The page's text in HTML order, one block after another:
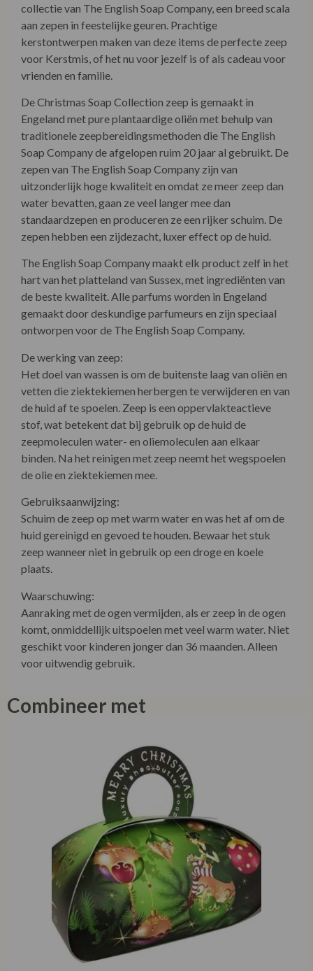
collectie van The English Soap Company, een breed scala
aan zepen in feestelijke geuren. Prachtige
kerstontwerpen maken van deze items de perfecte zeep
voor Kerstmis, of het nu voor jezelf is of als cadeau voor
vrienden en familie.
De Christmas Soap Collection zeep is gemaakt in
Engeland met pure plantaardige oliën met behulp van
traditionele zeepbereidingsmethoden die The English
Soap Company de afgelopen ruim 20 jaar al gebruikt. De
zepen van The English Soap Company zijn van
uitzonderlijk hoge kwaliteit en omdat ze meer zeep dan
water bevatten, gaan ze veel langer mee dan
standaardzepen en produceren ze een rijker schuim. De
zepen hebben een zijdezacht, luxer effect op de huid.
The English Soap Company maakt elk product zelf in het
hart van het platteland van Sussex, met ingrediënten van
de beste kwaliteit. Alle parfums worden in Engeland
gemaakt door deskundige parfumeurs en zijn speciaal
ontworpen voor de The English Soap Company.
De werking van zeep:
Het doel van wassen is om de buitenste laag van oliën en
vetten die ziektekiemen herbergen te verwijderen en van
de huid af te spoelen. Zeep is een oppervlakteactieve
stof, wat betekent dat bij gebruik op de huid de
zeepmoleculen water- en oliemoleculen aan elkaar
binden. Na het reinigen met zeep neemt het wegspoelen
de olie en ziektekiemen mee.
Gebruiksaanwijzing:
Schuim de zeep op met warm water en was het af om de
huid gereinigd en gevoed te houden. Bewaar het stuk
zeep wanneer niet in gebruik op een droge en koele
plaats.
Waarschuwing:
Aanraking met de ogen vermijden, als er zeep in de ogen
komt, onmiddellijk uitspoelen met veel warm water. Niet
geschikt voor kinderen jonger dan 36 maanden. Alleen
voor uitwendig gebruik.
Combineer met